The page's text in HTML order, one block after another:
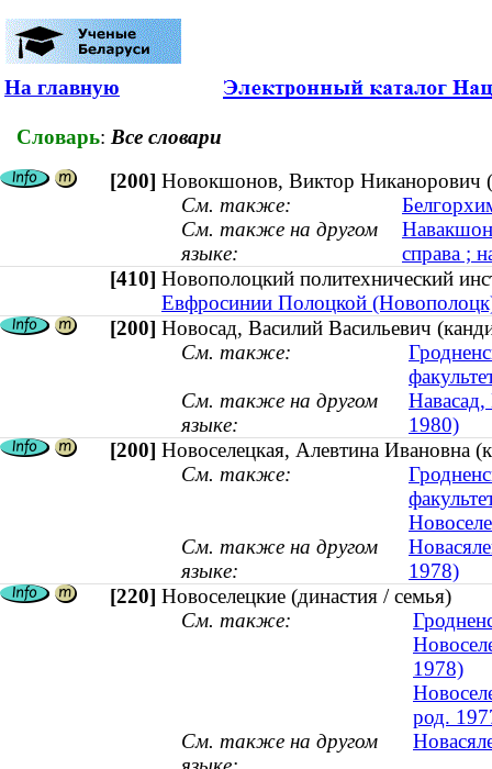
На главную
Словарь: Все словари
[200] Новокшонов, Виктор Никанорович
См. также:
См. также на другом
языке:
справа ;
[410] Новополоцкий политехнический
Евфросинии Полоцкой
[200] Новосад, Василий Васильевич
См. также:
См. также на другом
языке:
Навасад,
1980)
[200] Новоселецкая, Алевтина Ивановна
См. также:
См. также на другом
языке:
1978)
[220] Новоселецкие (династия / семья)
См. также:
1978)
род.
См. также на другом